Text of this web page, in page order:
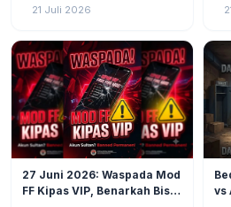
21 Juli 2026
27 Juni 2026: Waspada Mod
FF Kipas VIP, Benarkah Bisa
vs